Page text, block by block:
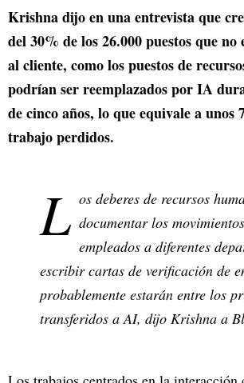
Krishna dijo en una entrevista que
del 30% de los 26.000 puestos que no
al cliente, como los puestos de
podrían ser reemplazados por IA
de cinco años, lo que equivale a unos
trabajo perdidos.
L os deberes de recursos
documentar los
empleados a diferentes
escribir cartas de verificación de
probablemente estarán entre los
transferidos a AI, dijo Krishna a